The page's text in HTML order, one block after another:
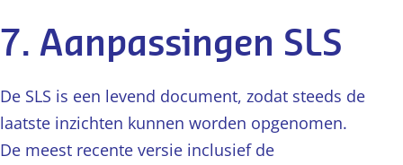
7. Aanpassingen SLS
De SLS is een levend document, zodat steeds de
laatste inzichten kunnen worden opgenomen.
De meest recente versie inclusief de